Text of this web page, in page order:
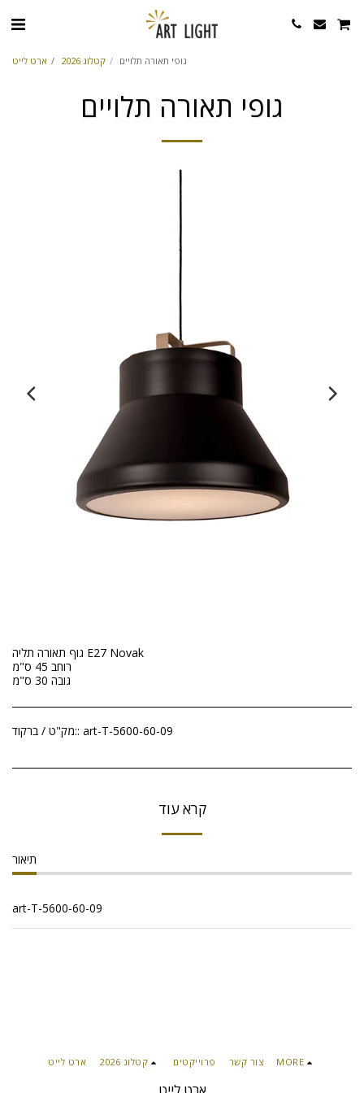
ארט לייט קטלוג 2026 גופי תאורה תלויים
גופי תאורה תלויים
גוף תאורה תליה E27 Novak
רוחב 45 ס"מ
גובה 30 ס"מ
מק"ט / ברקוד:: art-T-5600-60-09
קרא עוד
תיאור
art-T-5600-60-09
ארט לייט קטלוג 2026 פרוייקטים צור קשר MORE